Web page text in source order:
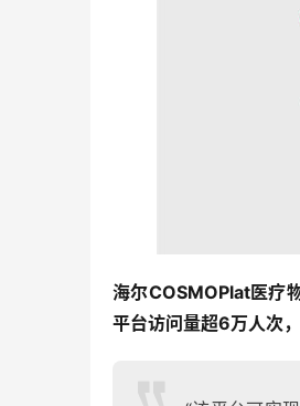
海尔COSMOPlat医疗
平台访问量超6万人次